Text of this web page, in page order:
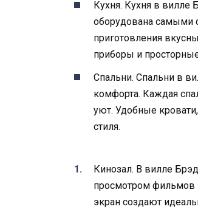
Кухня. Кухня в вилле
оборудована самыми
приготовления
приборы и
Спальни. Спальни в
комфорта. Каждая
уют. Удобные
стиля.
Кинозал. В вилле
просмотром фильмов
экран создают